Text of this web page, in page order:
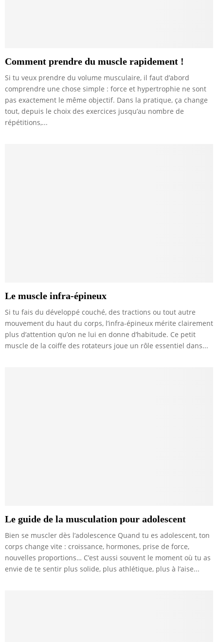
Comment prendre du muscle rapidement !
Si tu veux prendre du volume musculaire, il faut d’abord
comprendre une chose simple : force et hypertrophie ne sont
pas exactement le même objectif. Dans la pratique, ça change
tout, depuis le choix des exercices jusqu’au nombre de
répétitions,...
Le muscle infra-épineux
Si tu fais du développé couché, des tractions ou tout autre
mouvement du haut du corps, l’infra-épineux mérite clairement
plus d’attention qu’on ne lui en donne d’habitude. Ce petit
muscle de la coiffe des rotateurs joue un rôle essentiel dans...
Le guide de la musculation pour adolescent
Bien se muscler dès l’adolescence Quand tu es adolescent, ton
corps change vite : croissance, hormones, prise de force,
nouvelles proportions… C’est aussi souvent le moment où tu as
envie de te sentir plus solide, plus athlétique, plus à l’aise...